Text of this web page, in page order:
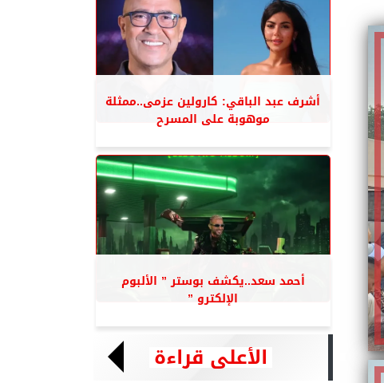
أشرف عبد الباقي: كارولين عزمى..ممثلة
موهوبة على المسرح
أحمد سعد..يكشف بوستر ” الألبوم
الإلكترو ”
الأعلى قراءة